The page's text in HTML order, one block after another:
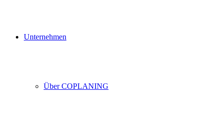
Unternehmen
Über COPLANING